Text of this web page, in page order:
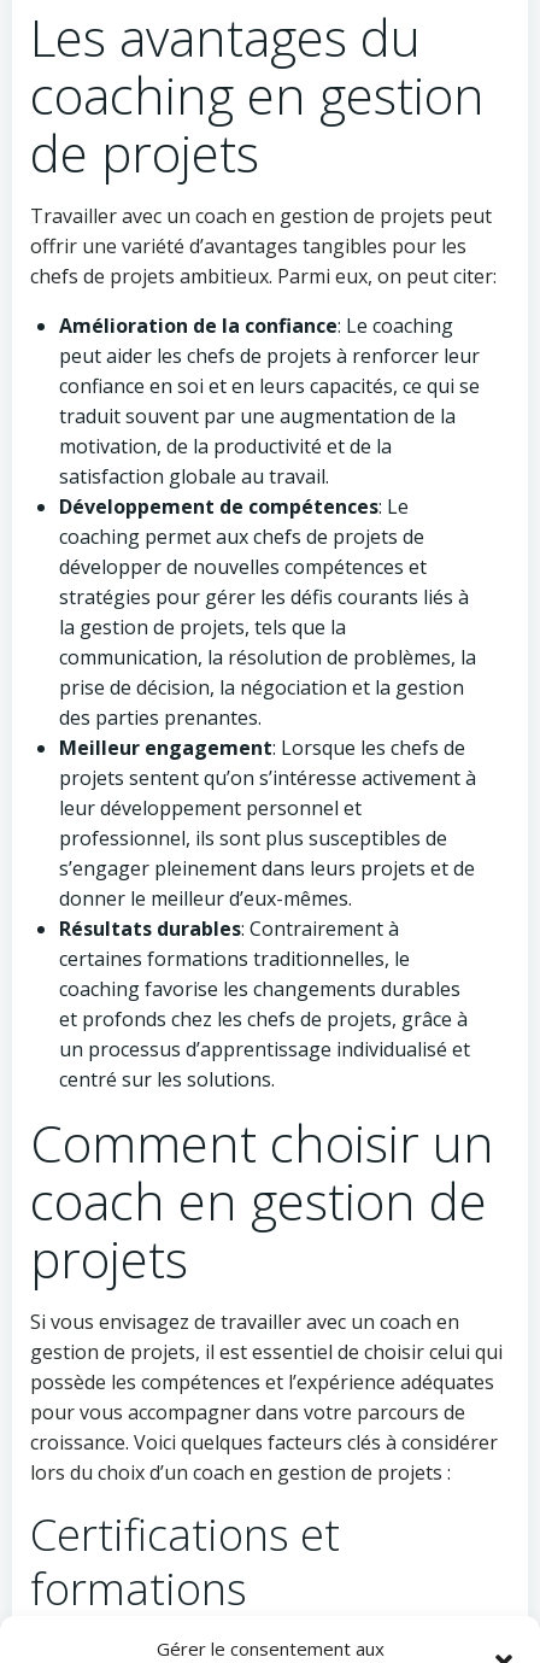
Gérer le consentement aux
Les avantages du
coaching en gestion
de projets
Travailler avec un coach en gestion de projets peut
offrir une variété d’avantages tangibles pour les
chefs de projets ambitieux. Parmi eux, on peut citer:
Amélioration de la confiance: Le coaching
peut aider les chefs de projets à renforcer leur
confiance en soi et en leurs capacités, ce qui se
traduit souvent par une augmentation de la
motivation, de la productivité et de la
satisfaction globale au travail.
Développement de compétences: Le
coaching permet aux chefs de projets de
développer de nouvelles compétences et
stratégies pour gérer les défis courants liés à
la gestion de projets, tels que la
communication, la résolution de problèmes, la
prise de décision, la négociation et la gestion
des parties prenantes.
Meilleur engagement: Lorsque les chefs de
projets sentent qu’on s’intéresse activement à
leur développement personnel et
professionnel, ils sont plus susceptibles de
s’engager pleinement dans leurs projets et de
donner le meilleur d’eux-mêmes.
Résultats durables: Contrairement à
certaines formations traditionnelles, le
coaching favorise les changements durables
et profonds chez les chefs de projets, grâce à
un processus d’apprentissage individualisé et
centré sur les solutions.
Comment choisir un
coach en gestion de
projets
Si vous envisagez de travailler avec un coach en
gestion de projets, il est essentiel de choisir celui qui
possède les compétences et l’expérience adéquates
pour vous accompagner dans votre parcours de
croissance. Voici quelques facteurs clés à considérer
lors du choix d’un coach en gestion de projets :
Certifications et
formations
Recherchez des coaches qui disposent de